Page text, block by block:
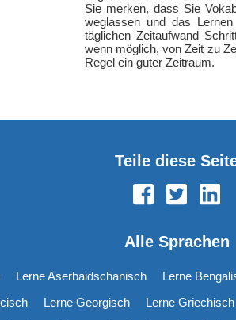
Sie merken, dass Sie
weglassen und das
täglichen Zeitaufwand
wenn möglich, von Zeit zu
Regel ein guter Zeitraum.
Teile diese
Alle Sprachen
Lerne Aserbaidschanisch Lerne
Lerne Georgisch Lerne Griechisch